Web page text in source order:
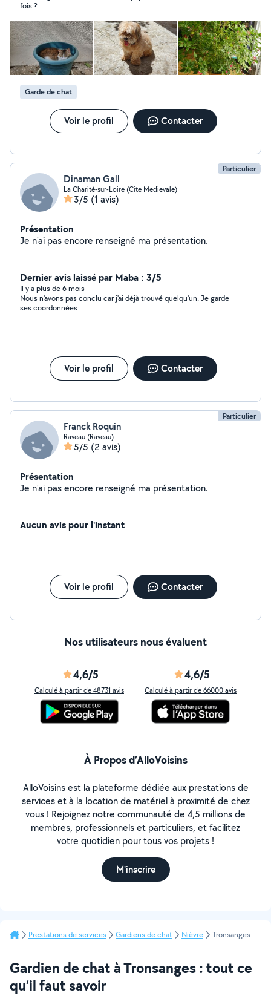
fois ?
Garde de chat
Voir le profil Contacter
Particulier
Dinaman Gall
La Charité-sur-Loire (Cite Medievale)
3/5 (1 avis)
Présentation
Je n'ai pas encore renseigné ma présentation.
Dernier avis laissé par Maba : 3/5
Il y a plus de 6 mois
Nous n'avons pas conclu car j'ai déjà trouvé quelqu'un. Je garde
ses coordonnées
Voir le profil Contacter
Particulier
Franck Roquin
Raveau (Raveau)
5/5 (2 avis)
Présentation
Je n'ai pas encore renseigné ma présentation.
Aucun avis pour l'instant
Voir le profil Contacter
Nos utilisateurs nous évaluent
4,6/5
Calculé à partir de 48731 avis
4,6/5
Calculé à partir de 66000 avis
À Propos d’AlloVoisins
AlloVoisins est la plateforme dédiée aux prestations de
services et à la location de matériel à proximité de chez
vous ! Rejoignez notre communauté de 4,5 millions de
membres, professionnels et particuliers, et facilitez
votre quotidien pour tous vos projets !
M'inscrire
Prestations de services Gardiens de chat Nièvre Tronsanges
Gardien de chat à Tronsanges : tout ce
qu’il faut savoir